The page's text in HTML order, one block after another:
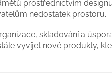
prostřednictvím
nedostatek prostoru.
skladování a
vyvíjet nové produkty,